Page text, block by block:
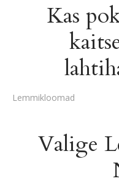
Kas
Lemmikloomad
Valige